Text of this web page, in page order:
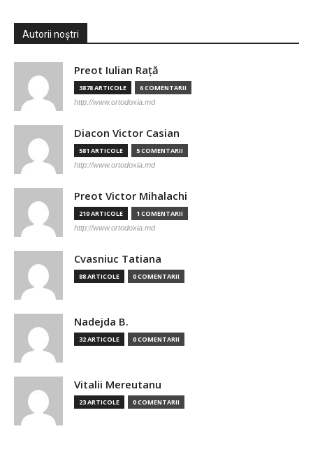
Autorii noștri
Preot Iulian Raţă
3878 ARTICOLE 6 COMENTARII
http://www.ortodoxia.md
Diacon Victor Casian
581 ARTICOLE 5 COMENTARII
http://www.ortodoxia.md
Preot Victor Mihalachi
210 ARTICOLE 1 COMENTARII
http://www.ortodoxia.md
Cvasniuc Tatiana
88 ARTICOLE 0 COMENTARII
Nadejda B.
32 ARTICOLE 0 COMENTARII
Vitalii Mereutanu
23 ARTICOLE 0 COMENTARII